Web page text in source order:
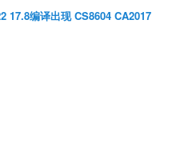
17.8编译出现 CS8604 CA2017